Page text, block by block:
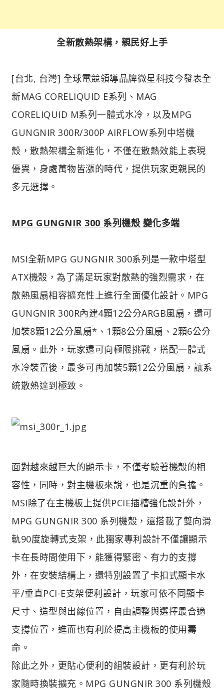
全新散熱架構，親民好上手
[台北, 台灣] 全球電競領導品牌微星科技今發表全
新MAG CORELIQUID E系列、MAG
CORELIQUID M系列一體式水冷，以及MPG
GUNGNIR 300R/300P AIRFLOW系列中塔機
殼，散熱架構全新進化，不僅在散熱效能上表現
優異，身處萬物皆漲的時代，提供玩家更親民的
多元選擇。
MPG GUNGNIR 300 系列機殼 變化多端
MSI全新MPG GUNGNIR 300系列是一款中塔型
ATX機殼，為了滿足玩家對散熱的強烈需求，在
散熱風扇相容擴充性上進行全面優化設計。MPG
GUNGNIR 300R內建4顆12公分ARGB風扇，還可
加裝8顆12公分風扇*、1顆8公分風扇、2顆6公分
風扇。此外，玩家還可向極限挑戰，搭配一體式
水冷裝置後，最多可再加裝5顆12公分風扇，讓系
統散熱達到極致。
面對越來越巨大的顯示卡，不僅考驗著機殼的相
容性，同時，對主機板來說，也是沉重的負擔。
MSI除了在主機板上提供PCIE插槽強化設計外，
MPG GUNGNIR 300 系列機殼，還搭載了雙向滑
軌90度旋轉式支架，此獨家專利設計不僅讓顯示
卡在長時間使用下，能獲得緊密、有力的支撐
外，在安裝結構上，還特別設置了卡扣式顯卡水
平/垂直PCI-E支架便利設計，玩家可依不同顯卡
尺寸、造型與出線位置，自由調整與選擇最合適
支撐位置，進而也有利於提高主機板的使用壽
命。
除此之外，更貼心便利的組裝設計，更有利於玩
家隨時換裝擴充。MPG GUNGNIR 300 系列機殼